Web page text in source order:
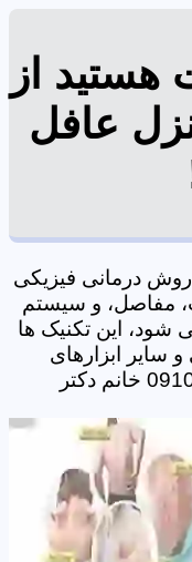
هستید از
عافل
روش درمانی فیزیکی
مفاصل، و سیستم
این تکنیک ها
سایر ابزارهای
فیزیک درمانی می شود. 09106210197 خانم دکتر